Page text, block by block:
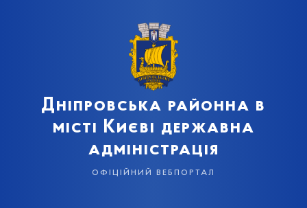
Дніпровська районна в
місті Києві державна
адміністрація
офіційний вебпортал